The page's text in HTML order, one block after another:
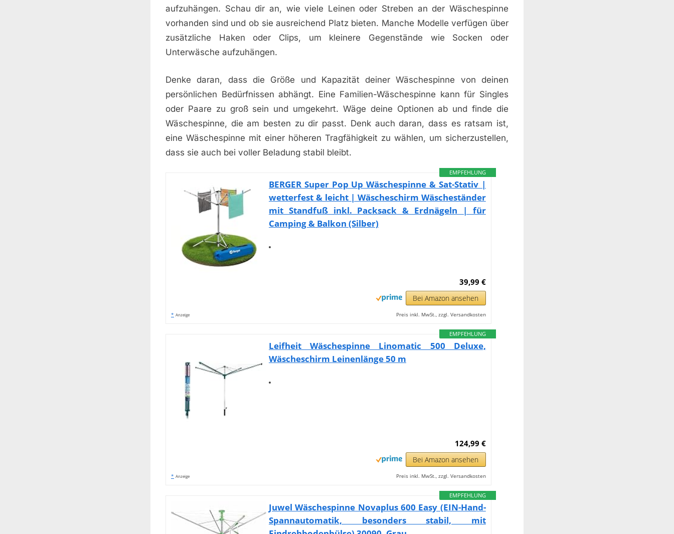
aufzuhängen. Schau dir an, wie viele Leinen oder Streben an der Wäschespinne
vorhanden sind und ob sie ausreichend Platz bieten. Manche Modelle verfügen über
zusätzliche Haken oder Clips, um kleinere Gegenstände wie Socken oder
Unterwäsche aufzuhängen.
Denke daran, dass die Größe und Kapazität deiner Wäschespinne von deinen
persönlichen Bedürfnissen abhängt. Eine Familien-Wäschespinne kann für Singles
oder Paare zu groß sein und umgekehrt. Wäge deine Optionen ab und finde die
Wäschespinne, die am besten zu dir passt. Denk auch daran, dass es ratsam ist,
eine Wäschespinne mit einer höheren Tragfähigkeit zu wählen, um sicherzustellen,
dass sie auch bei voller Beladung stabil bleibt.
EMPFEHLUNG
BERGER Super Pop Up Wäschespinne & Sat-Stativ |
wetterfest & leicht | Wäscheschirm Wäscheständer
mit Standfuß inkl. Packsack & Erdnägeln | für
Camping & Balkon (Silber)
39,99 €
Bei Amazon ansehen
* Anzeige Preis inkl. MwSt., zzgl. Versandkosten
EMPFEHLUNG
Leifheit Wäschespinne Linomatic 500 Deluxe,
Wäscheschirm Leinenlänge 50 m
124,99 €
Bei Amazon ansehen
* Anzeige Preis inkl. MwSt., zzgl. Versandkosten
EMPFEHLUNG
Juwel Wäschespinne Novaplus 600 Easy (EIN-Hand-
Spannautomatik, besonders stabil, mit